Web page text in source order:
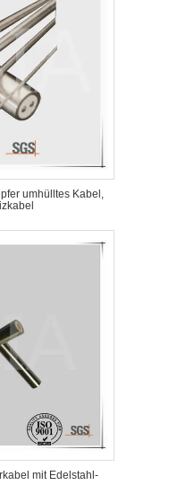
umhülltes Kabel,
mit Edelstahl-